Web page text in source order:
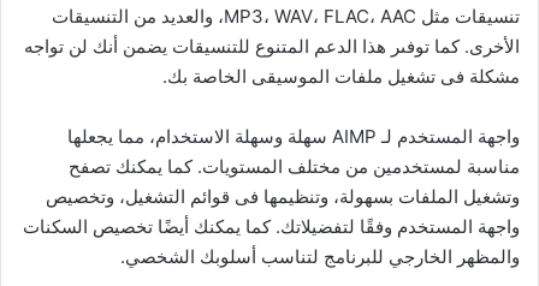
تنسيقات مثل MP3، WAV، FLAC، AAC، والعديد من التنسيقات
الأخرى. كما توفىر هذا الدعم المتنوع للتنسيقات يضمن أنك لن تواجه
مشكلة فى تشغيل ملفات الموسيقى الخاصة بك.
واجهة المستخدم لـ AIMP سهلة وسهلة الاستخدام، مما يجعلها
مناسبة لمستخدمين من مختلف المستويات. كما يمكنك تصفح
وتشغيل الملفات بسهولة، وتنظيمها فى قوائم التشغيل، وتخصيص
واجهة المستخدم وفقًا لتفضيلاتك. كما يمكنك أيضًا تخصيص السكنات
والمظهر الخارجي للبرنامج لتناسب أسلوبك الشخصي.